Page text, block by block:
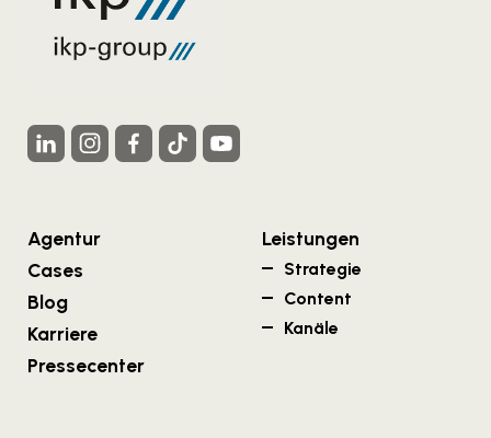
Agentur
Cases
Blog
Karriere
Pressecenter
Leistungen
Strategie
Content
Kanäle